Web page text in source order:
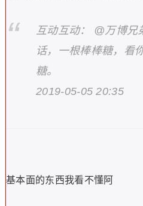
互动互动： @万博兄
话，一根棒棒糖，看
糖。
2019-05-05 20:35
基本面的东西我看不懂阿